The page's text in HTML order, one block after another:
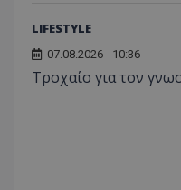
LIFESTYLE
07.08.2026 - 10:36
Τροχαίο για τον